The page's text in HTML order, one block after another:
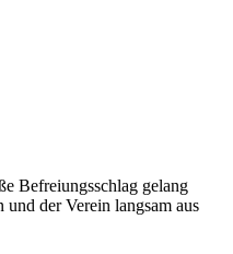
Befreiungsschlag gelang
der Verein langsam aus